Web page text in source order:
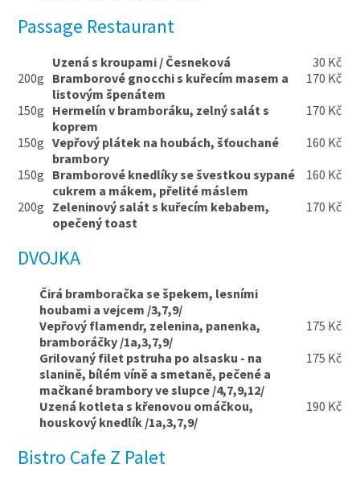
Passage Restaurant
Uzená s kroupami / Česneková
30 Kč
200g Bramborové gnocchi s kuřecím masem a
listovým špenátem
170 Kč
150g Hermelín v bramboráku, zelný salát s
koprem
170 Kč
150g Vepřový plátek na houbách, šťouchané
brambory
160 Kč
150g Bramborové knedlíky se švestkou sypané
cukrem a mákem, přelité máslem
160 Kč
200g Zeleninový salát s kuřecím kebabem,
opečený toast
170 Kč
DVOJKA
Čirá bramboračka se špekem, lesními
houbami a vejcem /3,7,9/
Vepřový flamendr, zelenina, panenka,
bramboráčky /1a,3,7,9/
175 Kč
Grilovaný filet pstruha po alsasku - na
slanině, bílém víně a smetaně, pečené a
mačkané brambory ve slupce /4,7,9,12/
175 Kč
Uzená kotleta s křenovou omáčkou,
houskový knedlík /1a,3,7,9/
190 Kč
Bistro Cafe Z Palet